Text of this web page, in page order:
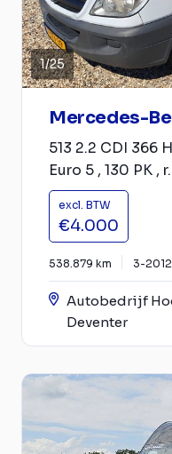
1/25
Mercedes-
513 2.2 CDI 366
Euro 5 , 130 PK ,
excl. BTW
€4.000
538.879 km 3-2012
Autobedrijf
Deventer